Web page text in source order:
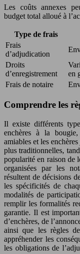
Les coûts annexes
budget total alloué à
Type de frais
Frais
d’adjudication
Droits
d’enregistrement
en
Frais de notaire
Comprendre les
Il existe différents
enchères à la bougie,
amiables et les
plus traditionnelles,
popularité en raison de
organisées par les
résultent de décisions
les spécificités de
modalités de
remplir les formalités
garantie. Il est
d’enchères, de
ainsi que les règles
appréhender les
les obligations de